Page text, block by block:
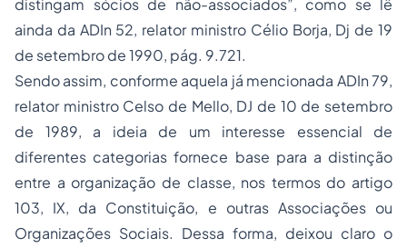
distingam sócios de não-associados”, como se lê
ainda da ADIn 52, relator ministro Célio Borja, Dj de 19
de setembro de 1990, pág. 9.721.
Sendo assim, conforme aquela já mencionada ADIn 79,
relator ministro Celso de Mello, DJ de 10 de setembro
de 1989, a ideia de um interesse essencial de
diferentes categorias fornece base para a distinção
entre a organização de classe, nos termos do artigo
103, IX, da Constituição, e outras Associações ou
Organizações Sociais. Dessa forma, deixou claro o